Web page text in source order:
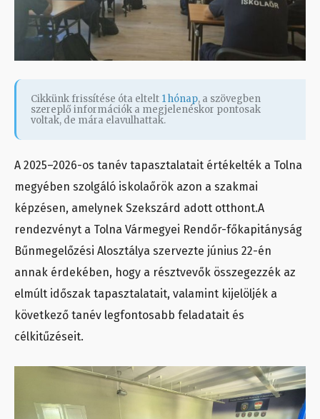
Cikkünk frissítése óta eltelt 1 hónap, a szövegben
szereplő információk a megjelenéskor pontosak
voltak, de mára elavulhattak.
A 2025–2026-os tanév tapasztalatait értékelték a Tolna
megyében szolgáló iskolaőrök azon a szakmai
képzésen, amelynek Szekszárd adott otthont.A
rendezvényt a Tolna Vármegyei Rendőr-főkapitányság
Bűnmegelőzési Alosztálya szervezte június 22-én
annak érdekében, hogy a résztvevők összegezzék az
elmúlt időszak tapasztalatait, valamint kijelöljék a
következő tanév legfontosabb feladatait és
célkitűzéseit.